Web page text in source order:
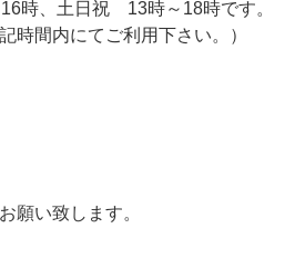
時、土日祝 13時～18時です。
時間内にてご利用下さい。）
願い致します。